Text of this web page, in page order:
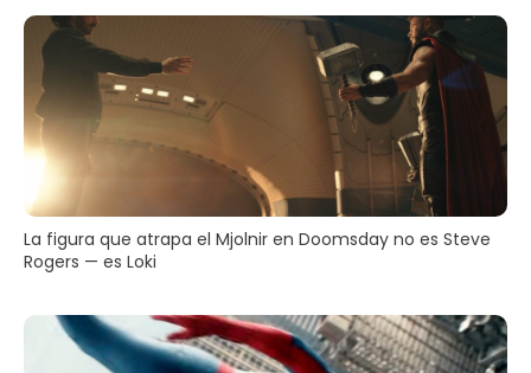
La figura que atrapa el Mjolnir en Doomsday no es Steve
Rogers — es Loki